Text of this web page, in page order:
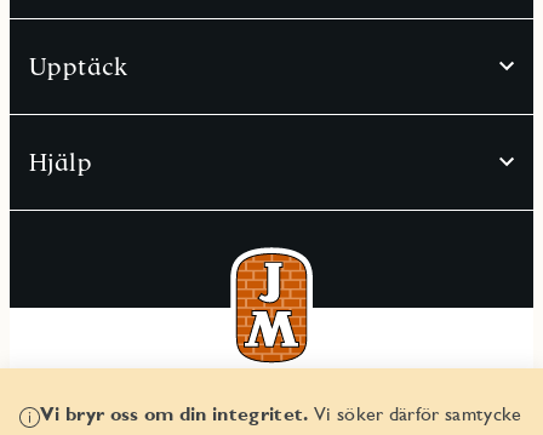
Vi bryr oss om din integritet. Vi söker därför samtycke
Upptäck
Hjälp
© JM AB 2026